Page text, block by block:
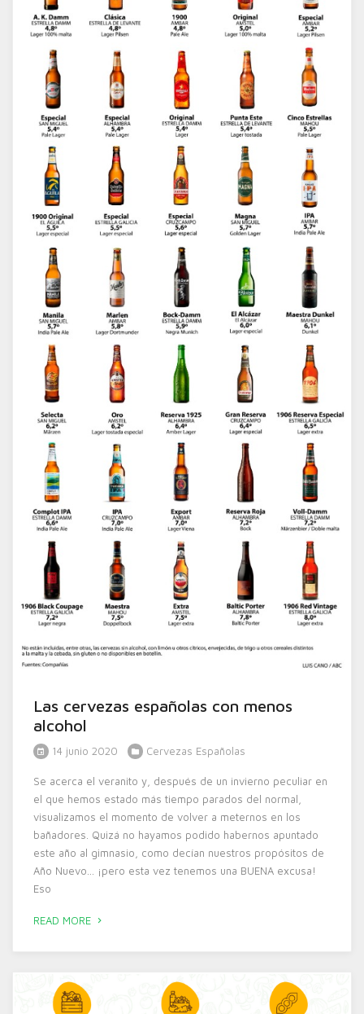
Las cervezas españolas con menos
alcohol
14 junio 2020 Cervezas Españolas
Se acerca el veranito y, después de un invierno peculiar en
el que hemos estado más tiempo parados del normal,
visualizamos el momento de volver a meternos en los
bañadores. Quizá no hayamos podido habernos apuntado
este año al gimnasio, como decían nuestros propósitos de
Año Nuevo… ¡pero esta vez tenemos una BUENA excusa!
Eso
READ MORE